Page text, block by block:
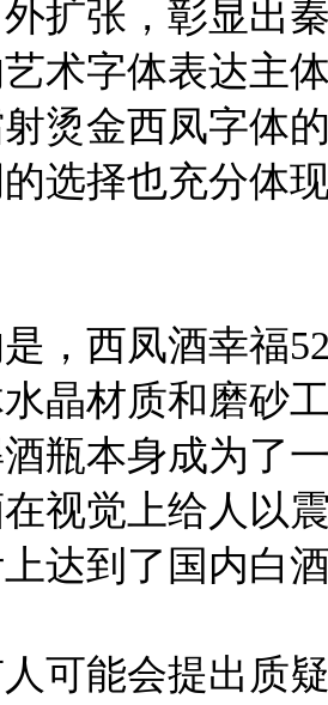
扩张，彰显出
术字体表达主
烫金西凤字体
选择也充分体
，西凤酒幸福
晶材质和磨砂
瓶本身成为了
视觉上给人以
达到了国内白
可能会提出质